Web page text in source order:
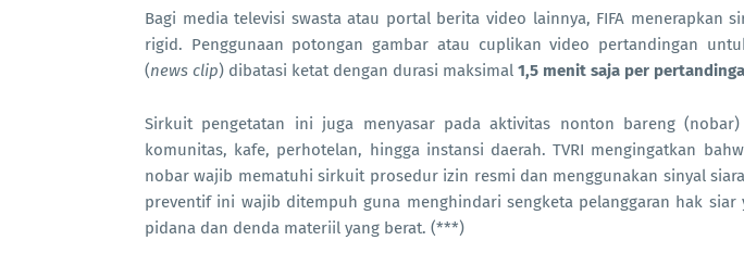
Bagi media televisi swasta atau portal berita video lainnya, FIFA menerapkan
rigid. Penggunaan potongan gambar atau cuplikan video pertandingan
(news clip) dibatasi ketat dengan durasi maksimal 1,5 menit saja per
Sirkuit pengetatan ini juga menyasar pada aktivitas nonton bareng
komunitas, kafe, perhotelan, hingga instansi daerah. TVRI mengingatkan
nobar wajib mematuhi sirkuit prosedur izin resmi dan menggunakan sinyal
preventif ini wajib ditempuh guna menghindari sengketa pelanggaran hak siar
pidana dan denda materiil yang berat. (***)